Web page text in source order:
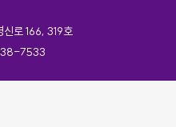
로 166, 319호
7533